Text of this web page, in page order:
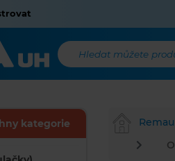
Hledat můžete
kategorie